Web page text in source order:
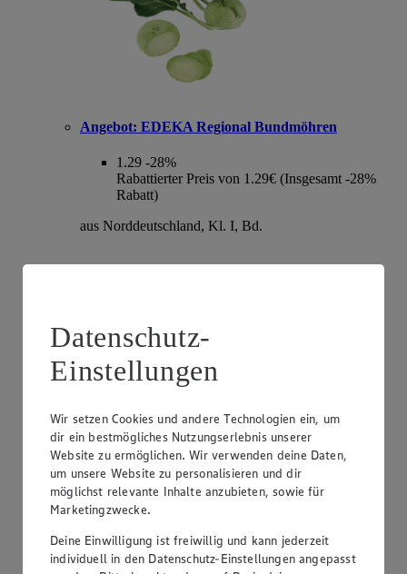
Angebot: EDEKA Regional Bundmöhren
1.29 -28%
Rabattierter Preis von 1.29€ (Insgesamt -28%
Rabatt)
aus Norddeutschland, Kl. I, Bd.
Angebot:EDEKA Regional Romanasalatherzen
1.99 -20%
Rabattierter Preis von 1.99€ (Insgesamt -20%
Rabatt)
aus Norddeutschland, Kl. I, 4 er
Datenschutz-
Einstellungen
Wir setzen Cookies und andere Technologien ein, um
dir ein bestmögliches Nutzungserlebnis unserer
Website zu ermöglichen. Wir verwenden deine Daten,
um unsere Website zu personalisieren und dir
möglichst relevante Inhalte anzubieten, sowie für
Marketingzwecke.
Deine Einwilligung ist freiwillig und kann jederzeit
individuell in den Datenschutz-Einstellungen angepasst